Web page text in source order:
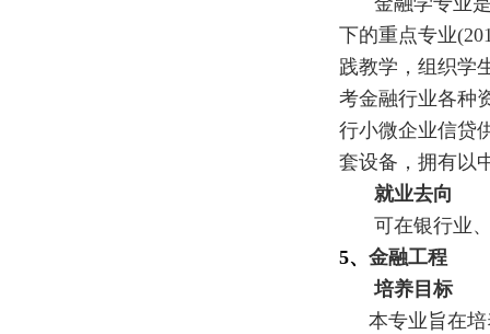
下的重点专业
践教学，组织学
考金融行业各种
行小微企业信贷
套设备，拥有以
就业去向
可在银行业
5、 金融工程
培养目标
本专业旨在